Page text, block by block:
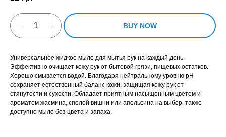
BUY NOW
Универсальное жидкое мыло для мытья рук на каждый день.
Эффективно очищает кожу рук от бытовой грязи, пищевых остатков.
Хорошо смывается водой. Благодаря нейтральному уровню рН
сохраняет естественный баланс кожи, защищая кожу рук от
стянутости и сухости. Обладает приятным насыщенным цветом и
ароматом жасмина, спелой вишни или апельсина на выбор, также
доступно мыло без цвета и запаха.